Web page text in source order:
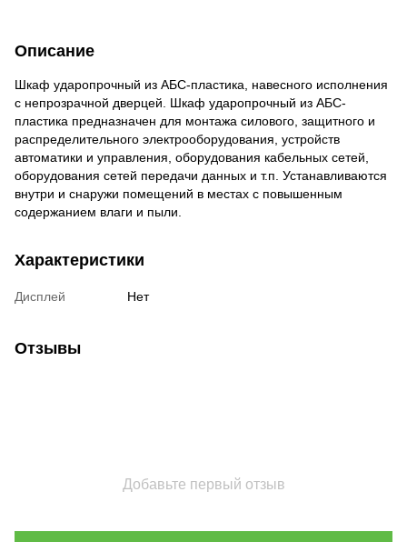
Описание
Шкаф ударопрочный из АБС-пластика, навесного исполнения
с непрозрачной дверцей. Шкаф ударопрочный из АБС-
пластика предназначен для монтажа силового, защитного и
распределительного электрооборудования, устройств
автоматики и управления, оборудования кабельных сетей,
оборудования сетей передачи данных и т.п. Устанавливаются
внутри и снаружи помещений в местах с повышенным
содержанием влаги и пыли.
Характеристики
Дисплей Нет
Отзывы
Добавьте первый отзыв